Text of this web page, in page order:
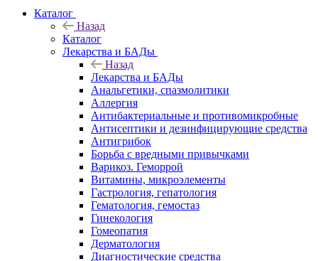
Каталог
Назад
Каталог
Лекарства и БАДы
Назад
Лекарства и БАДы
Анальгетики, спазмолитики
Аллергия
Антибактериальные и противомикробные
Антисептики и дезинфицирующие средства
Антигрибок
Борьба с вредными привычками
Варикоз. Геморрой
Витамины, микроэлементы
Гастрология, гепатология
Гематология, гемостаз
Гинекология
Гомеопатия
Дерматология
Диагностические средства